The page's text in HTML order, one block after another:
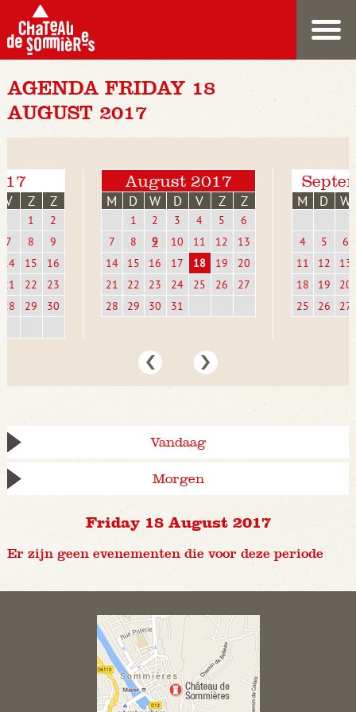
AGENDA FRIDAY 18
AUGUST 2017
V Z Z
1
2
7
8
9
14
15
16
21
22
23
28
29 30
August 2017
M D W D V Z Z
1 2 3 4 5
6
7
8 9 10 11 12
13
14
15 16 17 18 19
20
21
22 23 24 25 26
27
28
29 30 31
M D W
4 5
6
11
12
13
18
19
20
25
26 27
Vandaag
Morgen
Friday 18 August 2017
Er zijn geen evenementen die voor deze periode